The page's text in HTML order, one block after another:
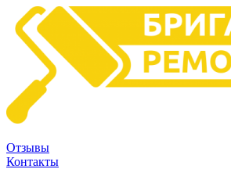
Отзывы
Контакты